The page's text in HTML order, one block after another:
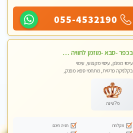
055-4532190
בכפר -סבא -מוזמן לחוויה בלתי נשכחת!!!עיסוי מפנק ביותר מומלץ לחלוטין!!!
עיסוי מפנק, עיסוי מקצועי, עיסוי
בקלניקה פרטית, מתחמי ספא מפנק,
לנשים בלבד
פלטינה
מקלחת
חניה חינם